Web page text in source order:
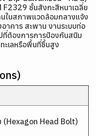
ชั้นสังกะสีหนาเฉลี่ย
ในสภาพแวดล้อมกลางแจ้ง
าคาร สะพาน งานระบบท่อ
ที่ต้องการการป้องกันสนิม
ะเลหรือพื้นที่ชื้นสูง
(Hexagon Head Bolt)